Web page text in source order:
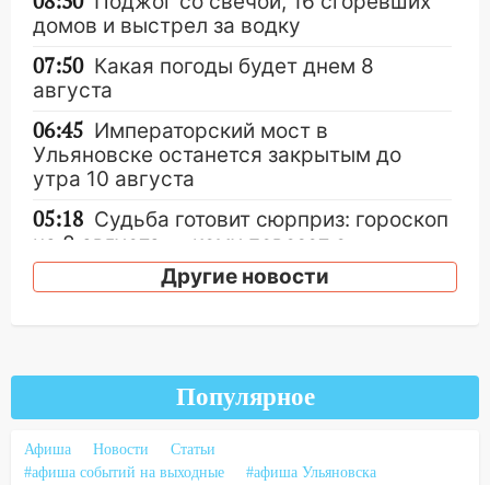
домов и выстрел за водку
07:50 Какая погоды будет днем 8
августа
06:45 Императорский мост в
Ульяновске останется закрытым до
утра 10 августа
05:18 Судьба готовит сюрприз: гороскоп
на 8 августа — кому повезет с
деньгами, а кого ждет неожиданная
встреча
07.08.2026
20:40 Ульяновские аграрии смогут
купить тракторы с отсрочкой платежа
до декабря
Другие новости
Популярное
Афиша Новости
Статьи
#афиша событий на выходные
#афиша Ульяновска